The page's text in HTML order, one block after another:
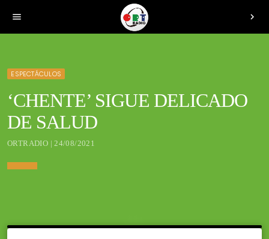
menu chevron_right
ESPECTÁCULOS
‘CHENTE’ SIGUE DELICADO
DE SALUD
ORTRADIO | 24/08/2021